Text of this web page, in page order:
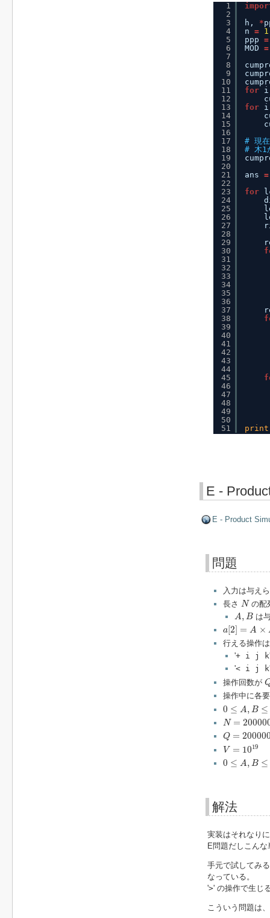
1
2
3
4
5
6
7
8
9
10
11
12
13
14
15
16
17
18
19
20
21
22
23
24
25
26
27
28
29
30
31
32
33
34
35
36
37
38
39
40
41
42
43
44
45
46
47
48
49
50
51
h, *
n =
1
ppp =
MOD =
for
for
# 現在
# 木1
ans =
for
print
E -
E - Product
問題
入力は与え
長さ N
N の配
A, B
A B は
a[2] = A ×
[2] ×B
行える操作
'+ i j k
'< i j k
操作回数が
操作中に各
0 ≤ A , B ≤
0 B 10
N =
N= 200000
Q =
Q= 200000
V = 1019
V= 19
0 ≤ A, B ≤
0 A B 10
解法
実装はそれなり
E問題だしこん
手元で試してみ
なっている。
'>' の操作で生じ
こういう問題は